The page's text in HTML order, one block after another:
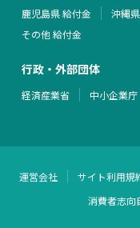
鹿児島県 給付金
沖縄
その他 給付金
行政・外部団体
経済産業省 中小企業庁
運営会社 サイト利用規
消費者志向